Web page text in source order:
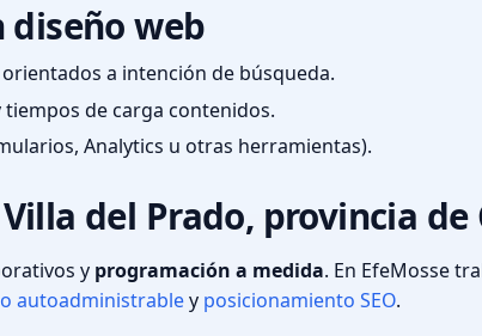
diseño web
a intención de búsqueda.
de carga contenidos.
Analytics u otras herramientas).
del Prado, provincia de
y programación a medida. En EfeMosse
autoadministrabley posicionamiento SEO.